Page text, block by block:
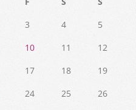
3 4
5
10 11
12
17 18
19
24 25
26